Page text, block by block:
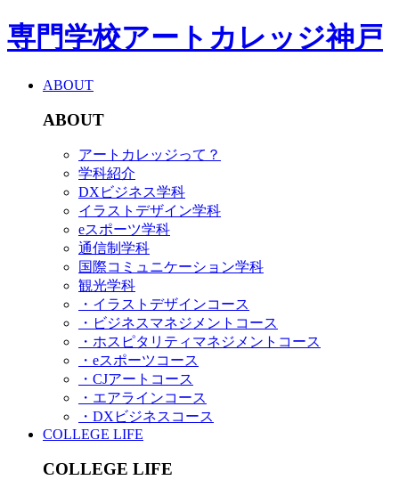
専門学校アートカレッジ神戸
ABOUT
ABOUT
アートカレッジって？
学科紹介
DXビジネス学科
イラストデザイン学科
eスポーツ学科
通信制学科
国際コミュニケーション学科
観光学科
・イラストデザインコース
・ビジネスマネジメントコース
・ホスピタリティマネジメントコース
・eスポーツコース
・CJアートコース
・エアラインコース
・DXビジネスコース
COLLEGE LIFE
COLLEGE LIFE